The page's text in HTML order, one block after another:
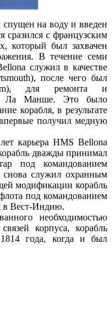
на воду и введен
сразился с французским
который был захвачен
В течение семи
служил в качестве
после чего был
для ремонта и
в Ла Манше. Это было
корабля, в результате
получил медную
карьера HMS Bellona
дважды принимал
под командованием
служил охранным
модификации корабль
под командованием
в Вест-Индию.
необходимостью
корпуса, корабль
года, когда и был